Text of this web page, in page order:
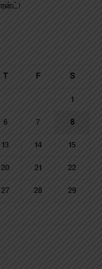
T F S
1
6 7 8
13 14 15
20 21 22
27 28 29